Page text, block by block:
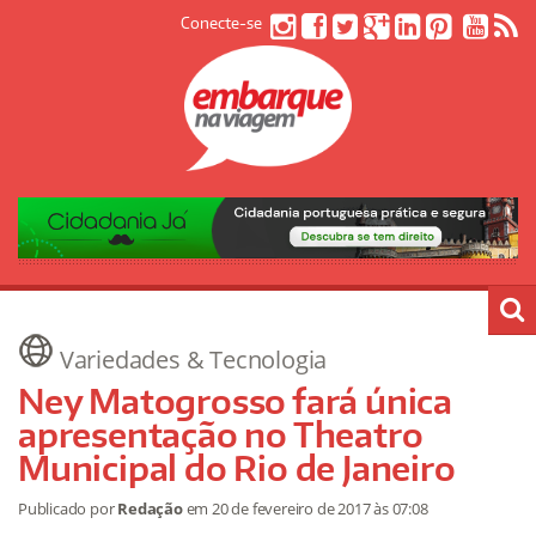
Conecte-se
Variedades & Tecnologia
Ney Matogrosso fará única
apresentação no Theatro
Municipal do Rio de Janeiro
Publicado porRedaçãoem20 de fevereiro de 2017às 07:08